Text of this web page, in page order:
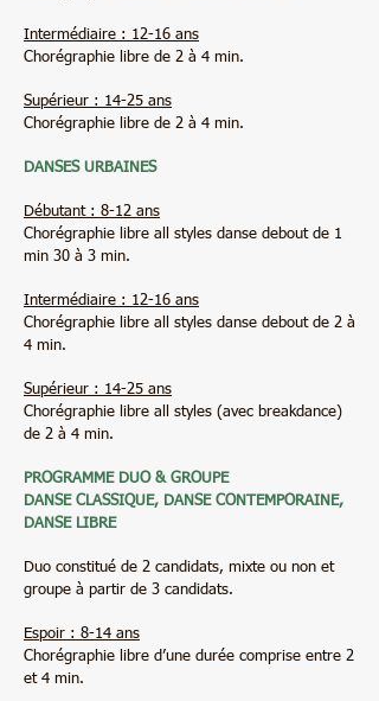
Intermédiaire : 12-16 ans
Chorégraphie libre de 2 à 4 min.
Supérieur : 14-25 ans
Chorégraphie libre de 2 à 4 min.
DANSES URBAINES
Débutant : 8-12 ans
Chorégraphie libre all styles danse debout de 1
min 30 à 3 min.
Intermédiaire : 12-16 ans
Chorégraphie libre all styles danse debout de 2 à
4 min.
Supérieur : 14-25 ans
Chorégraphie libre all styles (avec breakdance)
de 2 à 4 min.
PROGRAMME DUO & GROUPE
DANSE CLASSIQUE, DANSE CONTEMPORAINE,
DANSE LIBRE
Duo constitué de 2 candidats, mixte ou non et
groupe à partir de 3 candidats.
Espoir : 8-14 ans
Chorégraphie libre d’une durée comprise entre 2
et 4 min.